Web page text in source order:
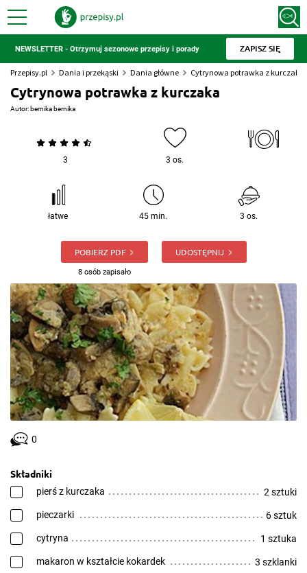
NEWSLETTER - Otrzymuj sezonowe przepisy i porady ZAPISZ SIĘ
Przepisy.pl Dania i przekąski Dania główne Cytrynowa potrawka z kurczaka
Cytrynowa potrawka z kurczaka
Autor: bernika bernika
3 3 os.
łatwe 45 min. 3 os.
POBIERZ PDF
8 osób zapisało
UDOSTĘPNIJ
0
Składniki
pierś z kurczaka 2 sztuki
pieczarki 6 sztuk
cytryna 1 sztuka
makaron w kształcie kokardek 3 szklanki